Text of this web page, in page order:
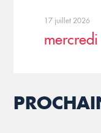
17 juillet 2026